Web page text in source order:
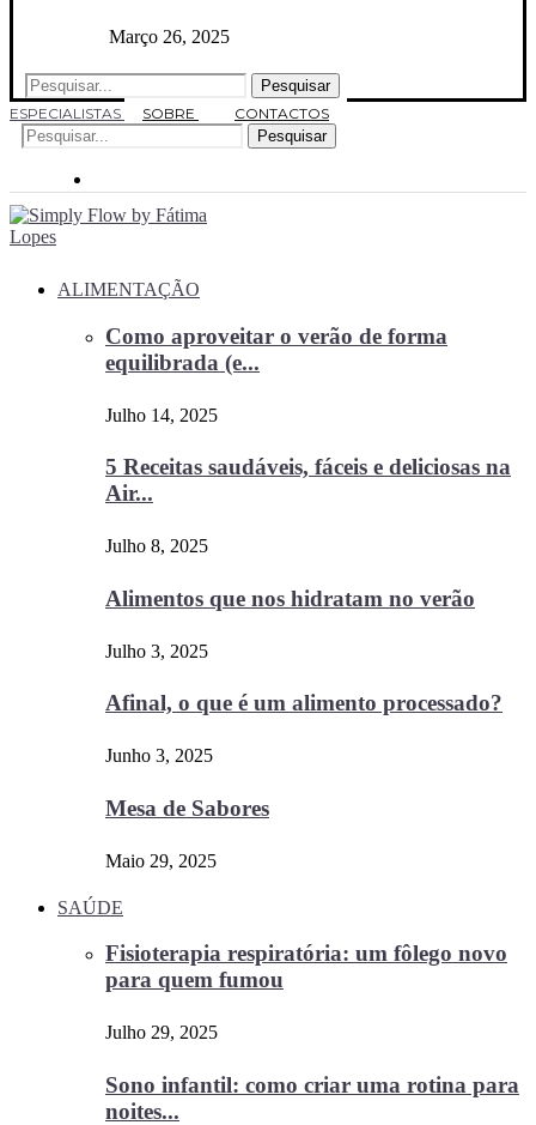
Março 26, 2025
Pesquisar
ESPECIALISTAS
SOBRE
CONTACTOS
Pesquisar
ALIMENTAÇÃO
Como aproveitar o verão de forma
equilibrada (e...
Julho 14, 2025
5 Receitas saudáveis, fáceis e deliciosas na
Air...
Julho 8, 2025
Alimentos que nos hidratam no verão
Julho 3, 2025
Afinal, o que é um alimento processado?
Junho 3, 2025
Mesa de Sabores
Maio 29, 2025
SAÚDE
Fisioterapia respiratória: um fôlego novo
para quem fumou
Julho 29, 2025
Sono infantil: como criar uma rotina para
noites...